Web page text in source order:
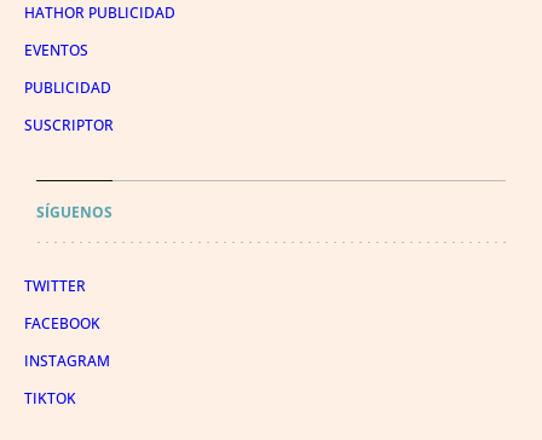
HATHOR PUBLICIDAD
EVENTOS
PUBLICIDAD
SUSCRIPTOR
SÍGUENOS
TWITTER
FACEBOOK
INSTAGRAM
TIKTOK